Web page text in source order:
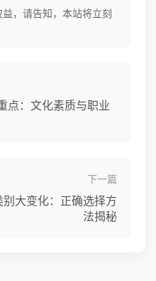
，请告知，本站将立刻
点：文化素质与职业
下一篇
大变化：正确选择方
法揭秘